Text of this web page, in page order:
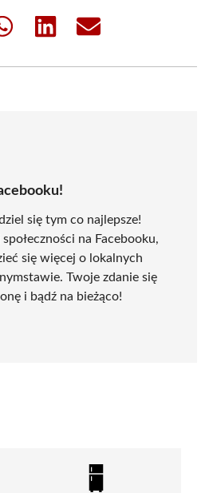
Share
Share
Share
się tym co najlepsze!
społeczności na Facebooku,
się więcej o lokalnych
Twoje zdanie się
i bądź na bieżąco!